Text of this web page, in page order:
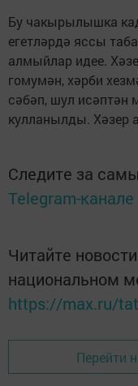
Бу чакырылышка
егетләрдә яссы
алмыйлар идее.
гомумән, хәрби
сәбәп, шул исәптән
кулланылды. Хәзер
Следите за
Telegram-канале
Читайте
национальном
https://max.ru/
Перейти